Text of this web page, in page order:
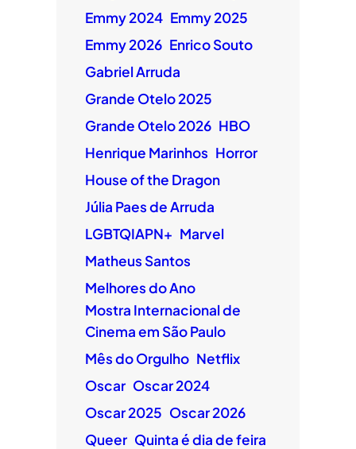
Emmy 2024 Emmy 2025
Emmy 2026 Enrico Souto
Gabriel Arruda
Grande Otelo 2025
Grande Otelo 2026 HBO
Henrique Marinhos Horror
House of the Dragon
Júlia Paes de Arruda
LGBTQIAPN+ Marvel
Matheus Santos
Melhores do Ano
Mostra Internacional de
Cinema em São Paulo
Mês do Orgulho Netflix
Oscar Oscar 2024
Oscar 2025 Oscar 2026
Queer Quinta é dia de feira